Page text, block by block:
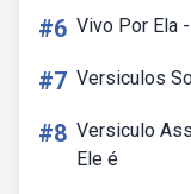
#6 Vivo Por Ela
#7 Versiculos
#8 Versiculo
Ele é